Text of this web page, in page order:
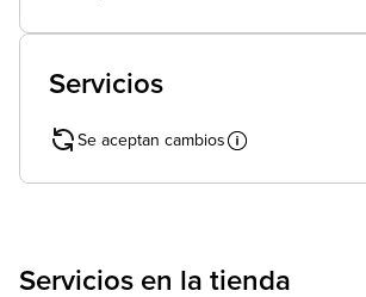
Servicios
Se aceptan cambios
Servicios en la tienda